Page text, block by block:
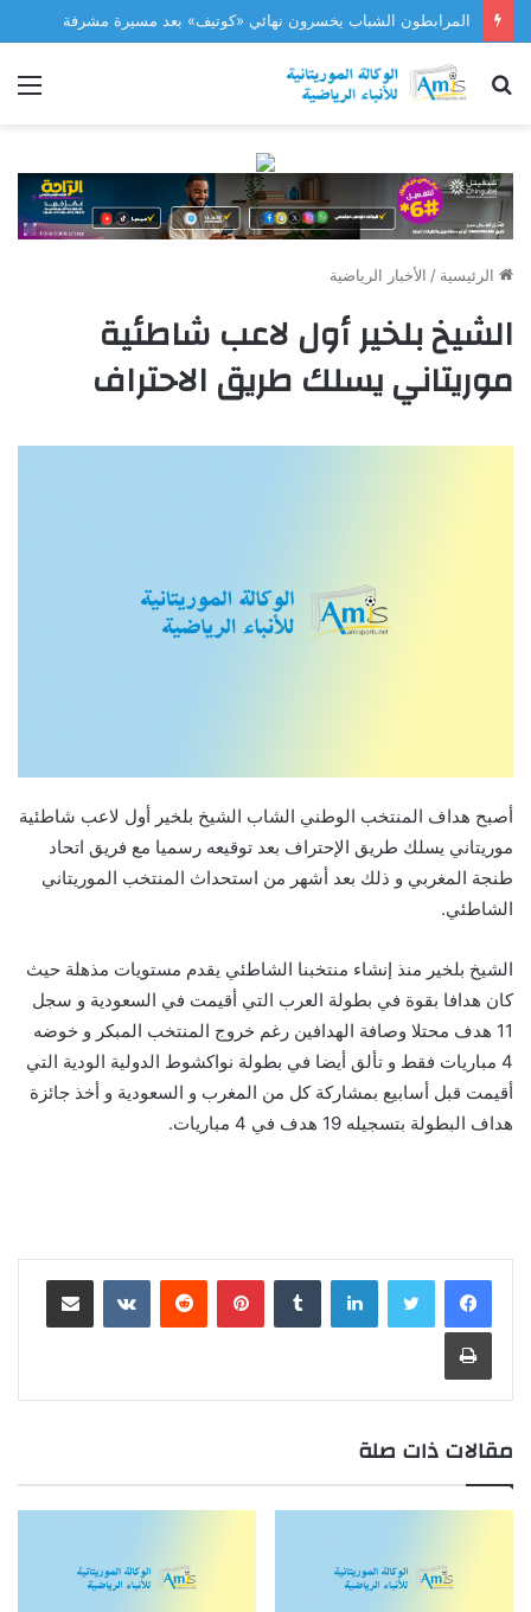
المرابطون الشباب يخسرون نهائي «كوتيف» بعد مسيرة مشرفة
بحث
الرئيسية / الأخبار الرياضية
الشيخ بلخير أول لاعب شاطئية
موريتاني يسلك طريق الاحتراف
أصبح هداف المنتخب الوطني الشاب الشيخ بلخير أول لاعب شاطئية
موريتاني يسلك طريق الإحتراف بعد توقيعه رسميا مع فريق اتحاد
طنجة المغربي و ذلك بعد أشهر من استحداث المنتخب الموريتاني
الشاطئي.
الشيخ بلخير منذ إنشاء منتخبنا الشاطئي يقدم مستويات مذهلة حيث
كان هدافا بقوة في بطولة العرب التي أقيمت في السعودية و سجل
11 هدف محتلا وصافة الهدافين رغم خروج المنتخب المبكر و خوضه
4 مباريات فقط و تألق أيضا في بطولة نواكشوط الدولية الودية التي
أقيمت قبل أسابيع بمشاركة كل من المغرب و السعودية و أخذ جائزة
هداف البطولة بتسجيله 19 هدف في 4 مباريات.
لينكدإن بينتيريست مشاركة عبر البريد
طباعة
مقالات ذات صلة